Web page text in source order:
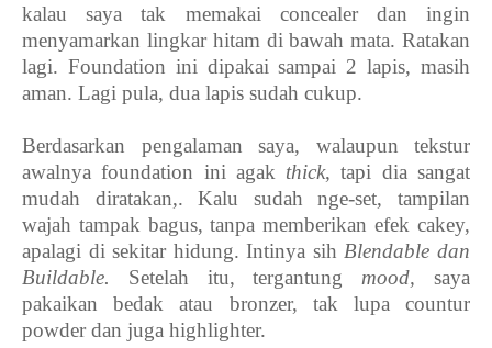
kalau saya tak memakai concealer dan ingin
menyamarkan lingkar hitam di bawah mata. Ratakan
lagi. Foundation ini dipakai sampai 2 lapis, masih
aman. Lagi pula, dua lapis sudah cukup.
Berdasarkan pengalaman saya, walaupun tekstur
awalnya foundation ini agak thick, tapi dia sangat
mudah diratakan,. Kalu sudah nge-set, tampilan
wajah tampak bagus, tanpa memberikan efek cakey,
apalagi di sekitar hidung. Intinya sih Blendable dan
Buildable. Setelah itu, tergantung mood,saya
pakaikan bedak atau bronzer, tak lupa countur
powder dan juga highlighter.